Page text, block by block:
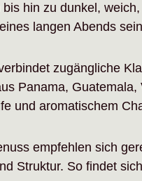
hin zu dunkel,
langen Abends
zugängliche
Panama,
und aromatischem
empfehlen sich
Struktur. So findet